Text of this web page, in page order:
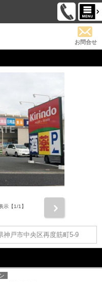
お問合せ
示【1/1】
神戸市中央区再度筋町5-9